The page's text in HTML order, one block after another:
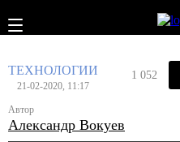
ТЕХНОЛОГИИ
21-02-2020, 11:17
Автор
Александр Вокуев
1 052